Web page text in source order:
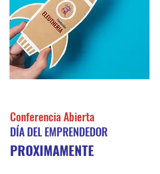
Conferencia Abierta
DÍA DEL EMPRENDEDOR
PROXIMAMENTE